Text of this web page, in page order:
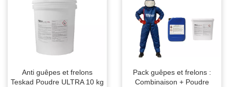
Anti guêpes et frelons
Teskad Poudre ULTRA 10 kg
Pack guêpes et frelons :
Combinaison + Poudre